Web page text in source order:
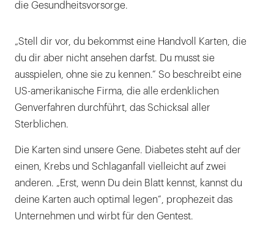
die Gesundheitsvorsorge.
„Stell dir vor, du bekommst eine Handvoll Karten, die
du dir aber nicht ansehen darfst. Du musst sie
ausspielen, ohne sie zu kennen.“ So beschreibt eine
US-amerikanische Firma, die alle erdenklichen
Genverfahren durchführt, das Schicksal aller
Sterblichen.
Die Karten sind unsere Gene. Diabetes steht auf der
einen, Krebs und Schlaganfall vielleicht auf zwei
anderen. „Erst, wenn Du dein Blatt kennst, kannst du
deine Karten auch optimal legen“, prophezeit das
Unternehmen und wirbt für den Gentest.